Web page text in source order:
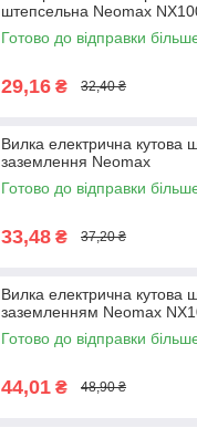
штепсельна Neomax
Готово до відправки
29,16 ₴ 32,40 ₴
Вилка електрична кутова
заземлення Neomax
Готово до відправки
33,48 ₴ 37,20 ₴
Вилка електрична кутова
заземленням Neomax
Готово до відправки
44,01 ₴ 48,90 ₴